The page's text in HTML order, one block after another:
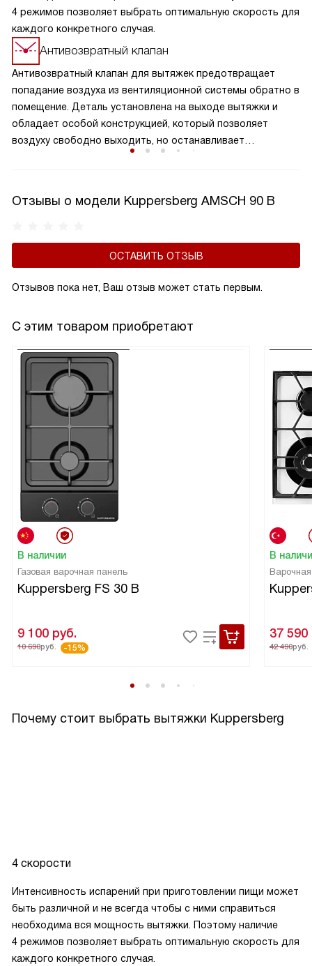
4 режимов позволяет выбрать оптимальную скорость для
каждого конкретного случая.
Антивозвратный клапан
Антивозвратный клапан для вытяжек предотвращает
попадание воздуха из вентиляционной системы обратно в
помещение. Деталь установлена на выходе вытяжки и
обладает особой конструкцией, который позволяет
воздуху свободно выходить, но останавливает
поддерживает чистоту воздуха на вашей кухне. Это
сохранению здорового микроклимата в комнате,
продляет срок службы устройства, а также не дает
Отзывы о модели Kuppersberg AMSCH 90 B
ОСТАВИТЬ ОТЗЫВ
Отзывов пока нет, Ваш отзыв может стать первым.
С этим товаром приобретают
В наличии
Газовая варочная панель
Kuppersberg FS 30 B
9 100 руб.
10 690руб. -15%
В
37 590
42 490руб.
Почему стоит выбрать вытяжки Kuppersberg
4 скорости
Интенсивность испарений при приготовлении пищи может
быть различной и не всегда чтобы с ними справиться
необходима вся мощность вытяжки. Поэтому наличие
4 режимов позволяет выбрать оптимальную скорость для
каждого конкретного случая.